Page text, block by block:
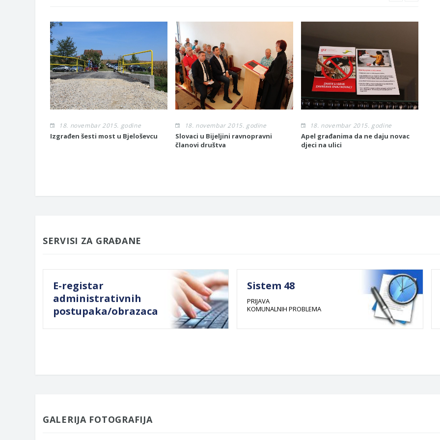
18. novembar 2015. godine
Izgrađen šesti most u Bjeloševcu
18. novembar 2015. godine
Slovaci u Bijeljini ravnopravni
članovi društva
18. novembar 2015. godine
Apel građanima da ne daju novac
djeci na ulici
SERVISI ZA GRAĐANE
E-registar
administrativnih
postupaka/obrazaca
Sistem 48
PRIJAVA
KOMUNALNIH PROBLEMA
GALERIJA FOTOGRAFIJA